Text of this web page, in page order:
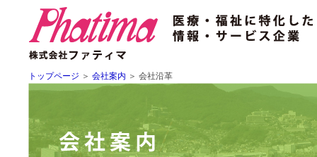
トップページ ＞ 会社案内 ＞ 会社沿革